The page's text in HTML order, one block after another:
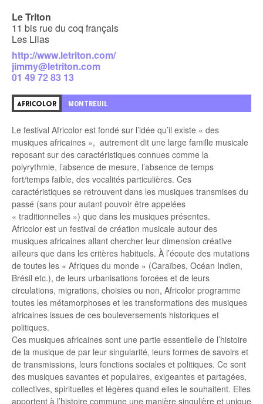
Le Triton
11 bis rue du coq français
Les Lilas
http://www.letriton.com/
jimmy@letriton.com
01 49 72 83 13
AFRICOLOR MONTREUIL
Le festival Africolor est fondé sur l’idée qu’il existe « des
musiques africaines », autrement dit une large famille musicale
reposant sur des caractéristiques connues comme la
polyrythmie, l’absence de mesure, l’absence de temps
fort/temps faible, des vocalités particulières. Ces
caractéristiques se retrouvent dans les musiques transmises du
passé (sans pour autant pouvoir être appelées
« traditionnelles ») que dans les musiques présentes.
Africolor est un festival de création musicale autour des
musiques africaines allant chercher leur dimension créative
ailleurs que dans les critères habituels. À l’écoute des mutations
de toutes les « Afriques du monde » (Caraïbes, Océan Indien,
Brésil etc.), de leurs urbanisations forcées et de leurs
circulations, migrations, choisies ou non, Africolor programme
toutes les métamorphoses et les transformations des musiques
africaines issues de ces bouleversements historiques et
politiques.
Ces musiques africaines sont une partie essentielle de l’histoire
de la musique de par leur singularité, leurs formes de savoirs et
de transmissions, leurs fonctions sociales et politiques. Ce sont
des musiques savantes et populaires, exigeantes et partagées,
collectives, spirituelles et légères quand elles le souhaitent. Elles
apportent à l’histoire commune une manière singulière et unique